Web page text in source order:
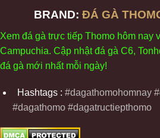
BRAND: ĐÁ GÀ
Xem đá gà trực tiếp Thomo hôm nay v
Campuchia. Cập nhậtđá gà C6,
đá gà mới nhất mỗi ngày!
Hashtags : #dagathomohomnay
#dagathomo #dagatructiepthomo